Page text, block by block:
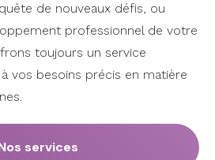
de nouveaux défis, ou
professionnel de votre
toujours un service
vos besoins précis en matière
services